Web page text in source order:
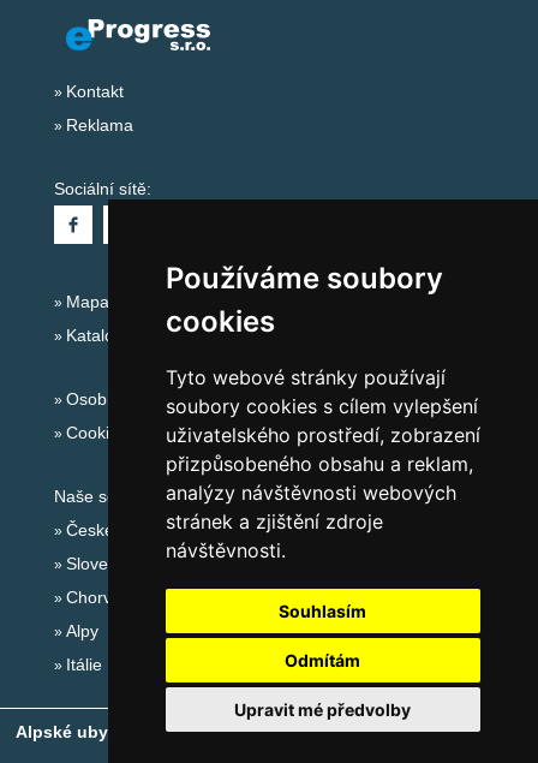
Používáme soubory
cookies
Tyto webové stránky používají
soubory cookies s cílem vylepšení
uživatelského prostředí, zobrazení
přizpůsobeného obsahu a reklam,
analýzy návštěvnosti webových
stránek a zjištění zdroje
návštěvnosti.
Souhlasím
Odmítám
Upravit mé předvolby
Kontakt
Reklama
Sociální sítě:
Mapa serveru Alpy - Rakousko
Katalog ubytování
Osobní údaje
Cookies
Naše servery:
České hory
Slovenské hory
Chorvatsko
Alpy
Itálie
Alpské ubytování, alpské turistické oblasti, alpské ski areály